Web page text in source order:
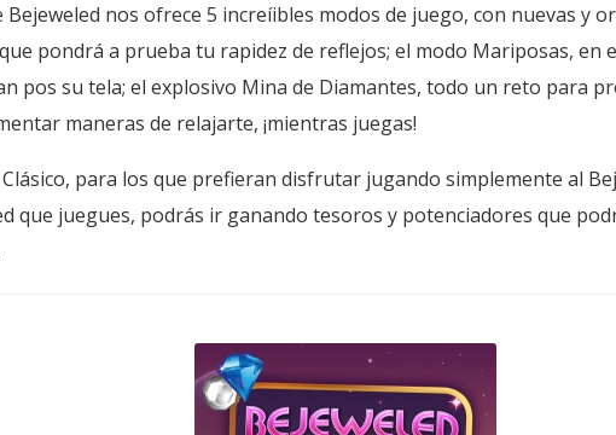
nos ofrece 5 increíibles modos de juego, con nuevas y
pondrá a prueba tu rapidez de reflejos; el modo Mariposas, en
pos su tela; el explosivo Mina de Diamantes, todo un reto para
maneras de relajarte, ¡mientras juegas!
para los que prefieran disfrutar jugando simplemente al
que juegues, podrás ir ganando tesoros y potenciadores que